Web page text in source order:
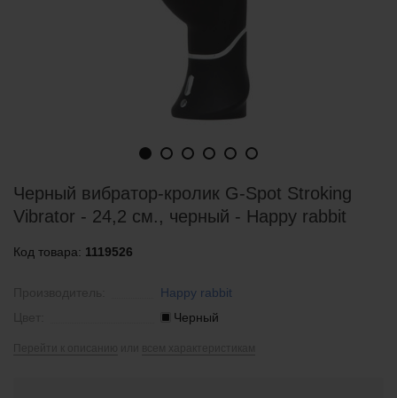
Черный вибратор-кролик G-Spot Stroking
Vibrator - 24,2 см., черный - Happy rabbit
Код товара: 1119526
Happy rabbit
Черный